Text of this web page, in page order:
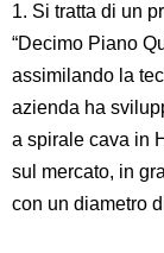
1. Si tratta di un
“Decimo Piano
assimilando la
azienda ha
a spirale cava in
sul mercato, in
con un diametro